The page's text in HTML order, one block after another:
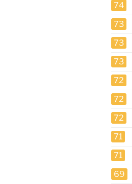
74
73
73
73
72
72
72
71
71
69